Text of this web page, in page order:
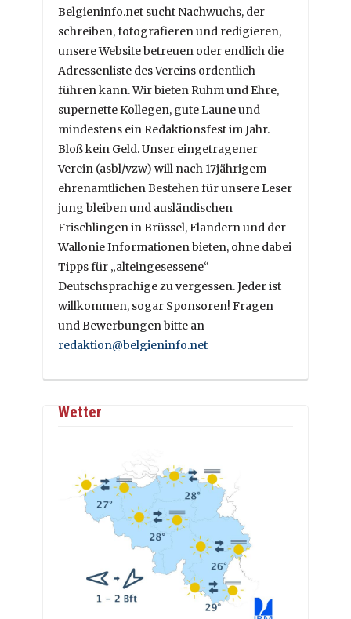
Belgieninfo.net sucht Nachwuchs, der
schreiben, fotografieren und redigieren,
unsere Website betreuen oder endlich die
Adressenliste des Vereins ordentlich
führen kann. Wir bieten Ruhm und Ehre,
supernette Kollegen, gute Laune und
mindestens ein Redaktionsfest im Jahr.
Bloß kein Geld. Unser eingetragener
Verein (asbl/vzw) will nach 17jährigem
ehrenamtlichen Bestehen für unsere Leser
jung bleiben und ausländischen
Frischlingen in Brüssel, Flandern und der
Wallonie Informationen bieten, ohne dabei
Tipps für „alteingesessene“
Deutschsprachige zu vergessen. Jeder ist
willkommen, sogar Sponsoren! Fragen
und Bewerbungen bitte an
redaktion@belgieninfo.net
Wetter